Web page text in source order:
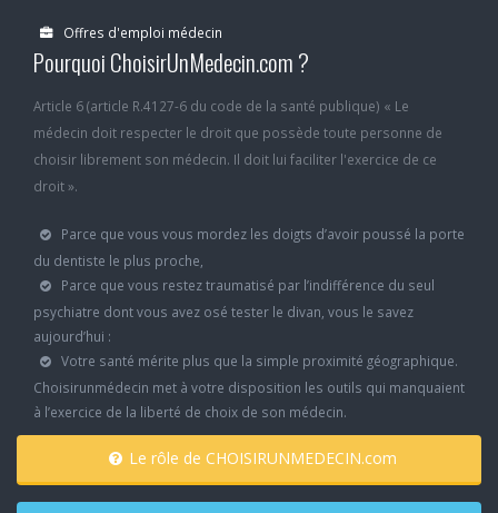
Offres d'emploi médecin
Pourquoi ChoisirUnMedecin.com ?
Article 6 (article R.4127-6 du code de la santé publique) « Le
médecin doit respecter le droit que possède toute personne de
choisir librement son médecin. Il doit lui faciliter l'exercice de ce
droit ».
Parce que vous vous mordez les doigts d’avoir poussé la porte
du dentiste le plus proche,
Parce que vous restez traumatisé par l’indifférence du seul
psychiatre dont vous avez osé tester le divan, vous le savez
aujourd’hui :
Votre santé mérite plus que la simple proximité géographique.
Choisirunmédecin met à votre disposition les outils qui manquaient
à l’exercice de la liberté de choix de son médecin.
Le rôle de CHOISIRUNMEDECIN.com